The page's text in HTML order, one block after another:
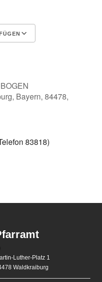
Bayern, 84478,
83818)
Luther-Platz 1
Waldkraiburg